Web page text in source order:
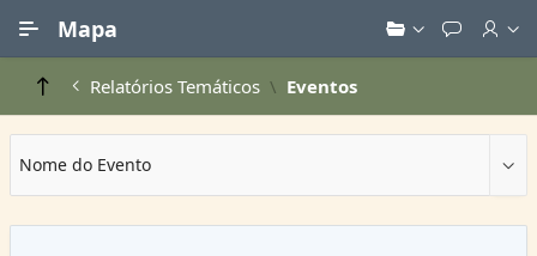
Mapa
Relatórios Temáticos Eventos
Nome do Evento